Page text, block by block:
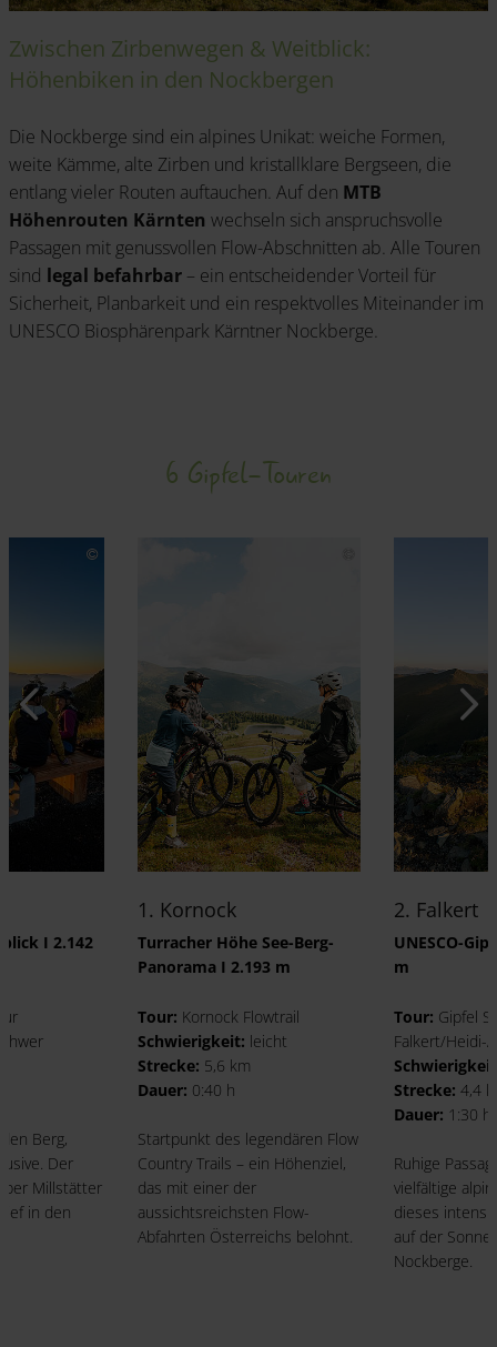
Zwischen Zirbenwegen & Weitblick:
Höhenbiken in den Nockbergen
Die Nockberge sind ein alpines Unikat: weiche Formen,
weite Kämme, alte Zirben und kristallklare Bergseen, die
entlang vieler Routen auftauchen. Auf den MTB
Höhenrouten Kärnten wechseln sich anspruchsvolle
Passagen mit genussvollen Flow-Abschnitten ab. Alle Touren
sind legal befahrbar – ein entscheidender Vorteil für
Sicherheit, Planbarkeit und ein respektvolles Miteinander im
UNESCO Biosphärenpark Kärntner Nockberge.
6 Gipfel-Touren
I 2.142
Berg,
Der
Millstätter
in den
1. Kornock
Turracher Höhe See-Berg-
Panorama I 2.193 m
Tour: Kornock Flowtrail
Schwierigkeit: leicht
Strecke: 5,6 km
Dauer: 0:40 h
Startpunkt des legendären Flow
Country Trails – ein Höhenziel,
das mit einer der
aussichtsreichsten Flow-
Abfahrten Österreichs belohnt.
2. Falkert
UNESCO-
m
Tour: Gipfel
Falkert/Heidi-
Strecke: 4,4
Dauer: 1:30 h
Ruhige
vielfältige
dieses
auf der
Nockberge.